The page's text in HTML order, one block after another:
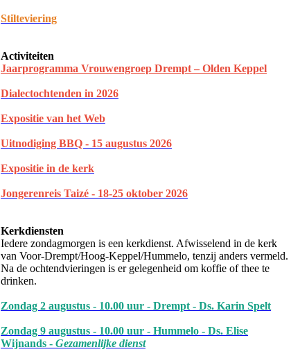
Stilteviering
Activiteiten
Jaarprogramma Vrouwengroep Drempt – Olden Keppel
Dialectochtenden in 2026
Expositie van het Web
Uitnodiging BBQ - 15 augustus 2026
Expositie in de kerk
Jongerenreis Taizé - 18-25 oktober 2026
Kerkdiensten
Iedere zondagmorgen is een kerkdienst. Afwisselend in de kerk
van Voor-Drempt/Hoog-Keppel/Hummelo, tenzij anders vermeld.
Na de ochtendvieringen is er gelegenheid om koffie of thee te
drinken.
Zondag 2 augustus - 10.00 uur - Drempt - Ds. Karin Spelt
Zondag 9 augustus - 10.00 uur - Hummelo - Ds. Elise
Wijnands - Gezamenlijke dienst